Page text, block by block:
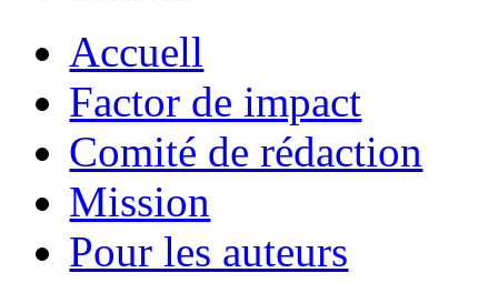
Accuell
Factor de impact
Comité de rédaction
Mission
Pour les auteurs